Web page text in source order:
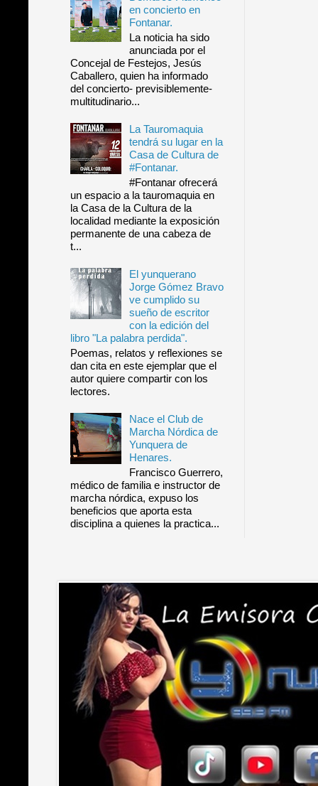
en concierto en
Fontanar.
La noticia ha sido
anunciada por el
Concejal de Festejos, Jesús
Caballero, quien ha informado
del concierto- previsiblemente-
multitudinario...
La Tauromaquia
tendrá su lugar en la
Casa de Cultura de
#Fontanar.
#Fontanar ofrecerá
un espacio a la tauromaquia en
la Casa de la Cultura de la
localidad mediante la exposición
permanente de una cabeza de
t...
El yunquerano
Jorge Gómez Bravo
ve cumplido su
sueño de escritor
con la edición del
libro "La palabra perdida".
Poemas, relatos y reflexiones se
dan cita en este ejemplar que el
autor quiere compartir con los
lectores.
Nace el Club de
Marcha Nórdica de
Yunquera de
Henares.
Francisco Guerrero,
médico de familia e instructor de
marcha nórdica, expuso los
beneficios que aporta esta
disciplina a quienes la practica...